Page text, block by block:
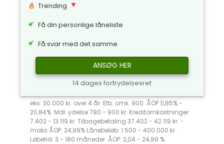
Trending
Få din personlige låneliste
Få svar med det samme
ANSØG HER
14 dages fortrydelsesret
eks: 30.000 kr. over 4 år. Etb. omk. 900. ÅOP 11,85% -
20,84%. Mdl. ydelse 780 - 900 kr. Kreditomkostninger
7.402 - 13.119 kr. Tilbagebetaling 37.402 - 42.119 kr. -
maks ÅOP: 24,99% Lånebeløb: 1.500 - 400.000 kr.
Løbetid: 3 - 180 måneder. ÅOP: 2,04 - 24,99 %.